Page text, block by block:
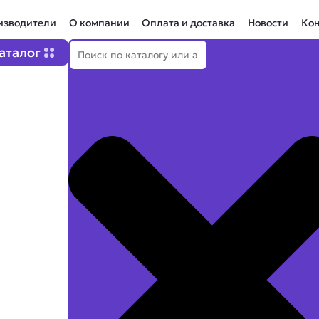
О компании Оплата и доставка Новости
Поиск
Open Каталог